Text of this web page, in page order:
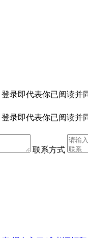
录即代表你已阅读并
录即代表你已阅读并
联系方式